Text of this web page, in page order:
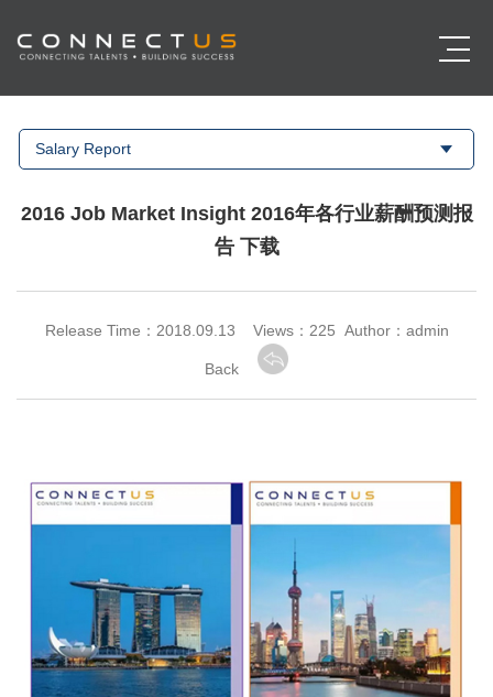
Salary Report
2016 Job Market Insight 2016年各行业薪酬预测报
告 下载
Release Time：2018.09.13 Views： 225 Author：admin
Back